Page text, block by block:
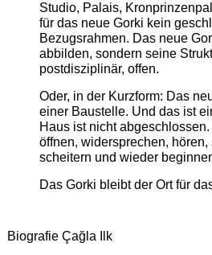
Studio, Palais,
für das neue Gorki kein
Bezugsrahmen. Das neue
abbilden, sondern seine
postdisziplinär, offen.
Oder, in der Kurzform: Das
einer Baustelle. Und das ist
Haus ist nicht
öffnen, widersprechen,
scheitern und wieder
Das Gorki bleibt der Ort für
Biografie Çağla Ilk